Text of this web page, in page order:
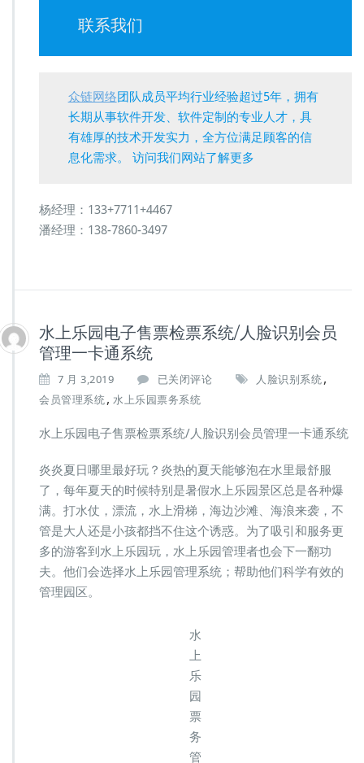
联系我们
众链网络团队成员平均行业经验超过5年，拥有
长期从事软件开发、软件定制的专业人才，具
有雄厚的技术开发实力，全方位满足顾客的信
息化需求。 访问我们网站了解更多
杨经理：133+7711+4467
潘经理：138-7860-3497
水上乐园电子售票检票系统/人脸识别会员
管理一卡通系统
7 月 3,2019
水
上
园
电
售
票
检
票
系
统/
人
已关闭评论 人脸识别系统,
会员管理系统, 水上乐园票务系统
水上乐园电子售票检票系统/人脸识别会员管理一卡通系统
炎炎夏日哪里最好玩？炎热的夏天能够泡在水里最舒服
了，每年夏天的时候特别是暑假水上乐园景区总是各种爆
满。打水仗，漂流，水上滑梯，海边沙滩、海浪来袭，不
管是大人还是小孩都挡不住这个诱惑。为了吸引和服务更
多的游客到水上乐园玩，水上乐园管理者也会下一翻功
夫。他们会选择水上乐园管理系统；帮助他们科学有效的
管理园区。
水
上
乐
园
票
务
管